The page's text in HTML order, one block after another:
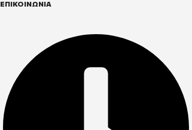
ΕΠΙΚΟΙΝΩΝΙΑ